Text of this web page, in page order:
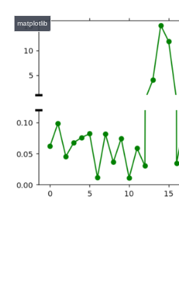
matplotlib